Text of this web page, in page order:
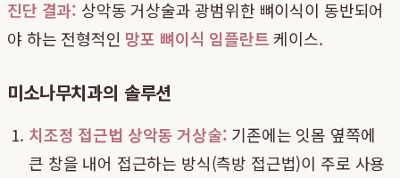
진단 결과: 상악동 거상술과 광범위한 뼈이식이 동반되어
야 하는 전형적인 망포 뼈이식 임플란트케이스.
미소나무치과의 솔루션
치조정 접근법 상악동 거상술: 기존에는 잇몸 옆쪽에
큰 창을 내어 접근하는 방식(측방 접근법)이 주로 사용